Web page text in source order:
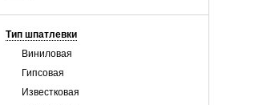
Тип шпатлевки
Виниловая
Гипсовая
Известковая